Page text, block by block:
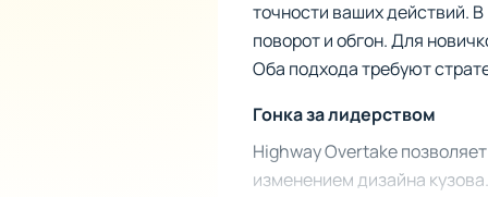
точности ваших действий.
поворот и обгон. Для
Оба подхода требуют
Гонка за лидерством
Highway Overtake
изменением дизайна